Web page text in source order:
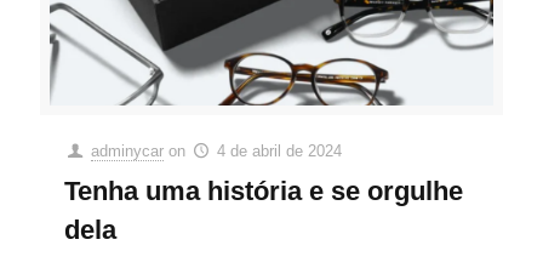
adminycar on 4 de abril de 2024
Tenha uma história e se orgulhe
dela